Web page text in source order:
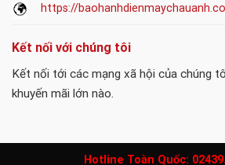
https://
Kết nối với chúng tôi
Kết nối tới các mạng xã hội của chúng
khuyến mãi lớn nào.
Hotline Toàn Quốc: